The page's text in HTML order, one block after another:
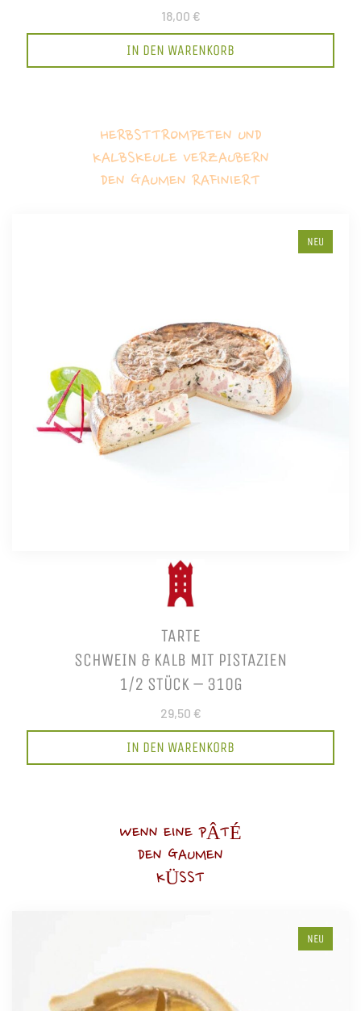
18,00 €
IN DEN WARENKORB
HERBSTTROMPETEN UND
KALBSKEULE VERZAUBERN
DEN GAUMEN RAFINIERT
NEU
TARTE
SCHWEIN & KALB MIT PISTAZIEN
1/2 STÜCK – 310G
29,50 €
IN DEN WARENKORB
WENN EINE PÂTÉ
DEN GAUMEN
KÜSST
NEU